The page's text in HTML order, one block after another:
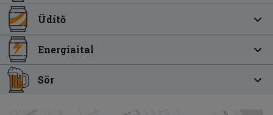
Üdítő
Energiaital
Sör